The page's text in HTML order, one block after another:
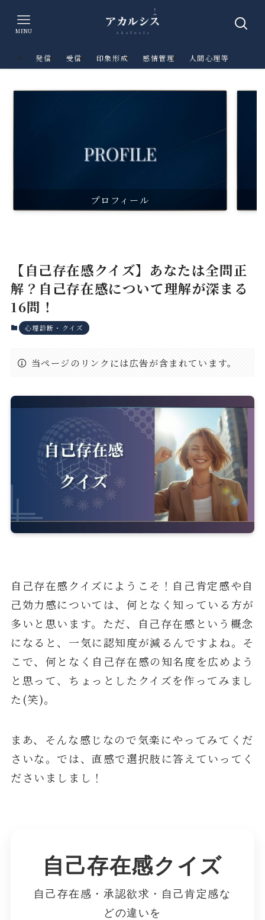
MENU
発信 受信 印象形成 感情管理 人間心理等
プロフィール
【自己存在感クイズ】あなたは全問正
解？自己存在感について理解が深まる
16問！
心理診断・クイズ
当ページのリンクには広告が含まれています。
自己存在感クイズにようこそ！自己肯定感や自
己効力感については、何となく知っている方が
多いと思います。ただ、自己存在感という概念
になると、一気に認知度が減るんですよね。そ
こで、何となく自己存在感の知名度を広めよう
と思って、ちょっとしたクイズを作ってみまし
た(笑)。
まあ、そんな感じなので気楽にやってみてくだ
さいな。では、直感で選択肢に答えていってく
ださいましまし！
自己存在感クイズ
自己存在感・承認欲求・自己肯定感な
どの違いを